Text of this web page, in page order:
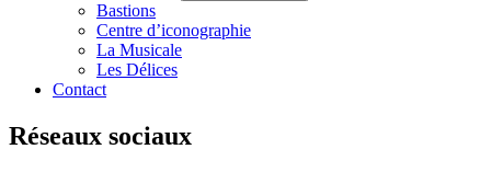
Bastions
Centre d’iconographie
La Musicale
Les Délices
Contact
Réseaux sociaux